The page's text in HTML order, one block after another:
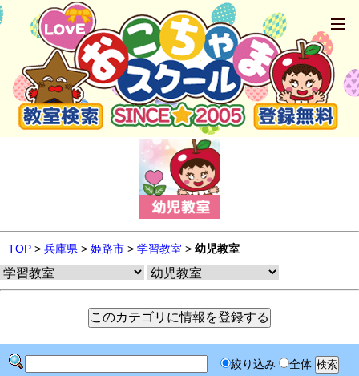
TOP > 兵庫県 > 姫路市 > 学習教室 > 幼児教室
絞り込み 全体